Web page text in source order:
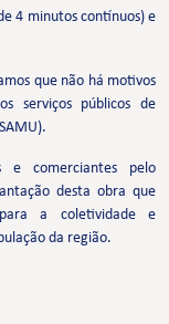
4 minutos contínuos) e
que não há motivos
serviços públicos de
e comerciantes pelo
desta obra que
a coletividade e
da região.